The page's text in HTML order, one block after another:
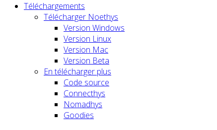
Téléchargements
Télécharger Noethys
Version Windows
Version Linux
Version Mac
Version Beta
En télécharger plus
Code source
Connecthys
Nomadhys
Goodies